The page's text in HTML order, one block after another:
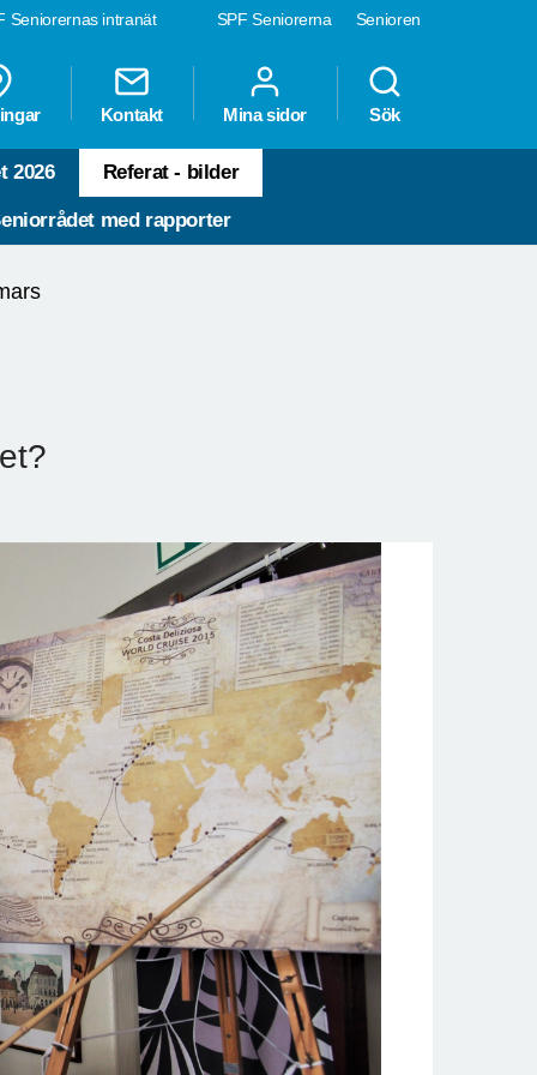
SPF Seniorerna Senioren
Seniorernas intranät
Kontakt Mina sidor Sök
2026 Referat - bilder
med rapporter